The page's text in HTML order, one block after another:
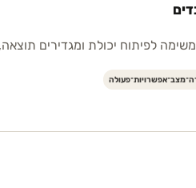
לפיתוח יכולת ומגדירים